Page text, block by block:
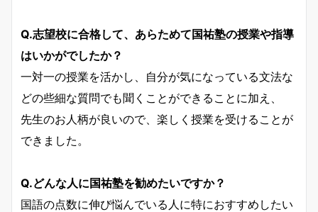
Q.志望校に合格して、あらためて国祐塾の授業や指導
はいかがでしたか？
一対一の授業を活かし、自分が気になっている文法な
どの些細な質問でも聞くことができることに加え、
先生のお人柄が良いので、楽しく授業を受けることが
できました。
Q.どんな人に国祐塾を勧めたいですか？
国語の点数に伸び悩んでいる人に特におすすめしたい